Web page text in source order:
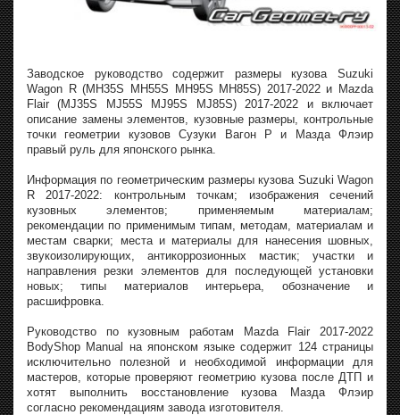
Заводское руководство содержит размеры кузова Suzuki
Wagon R (MH35S MH55S MH95S MH85S) 2017-2022 и Mazda
Flair (MJ35S MJ55S MJ95S MJ85S) 2017-2022 и включает
описание замены элементов, кузовные размеры, контрольные
точки геометрии кузовов Сузуки Вагон Р и Мазда Флэир
правый руль для японского рынка.
Информация по геометрическим размеры кузова Suzuki Wagon
R 2017-2022: контрольным точкам; изображения сечений
кузовных элементов; применяемым материалам;
рекомендации по применимым типам, методам, материалам и
местам сварки; места и материалы для нанесения шовных,
звукоизолирующих, антикоррозионных мастик; участки и
направления резки элементов для последующей установки
новых; типы материалов интерьера, обозначение и
расшифровка.
Руководство по кузовным работам Mazda Flair 2017-2022
BodyShop Manual на японском языке содержит 124 страницы
исключительно полезной и необходимой информации для
мастеров, которые проверяют геометрию кузова после ДТП и
хотят выполнить восстановление кузова Мазда Флэир
согласно рекомендациям завода изготовителя.